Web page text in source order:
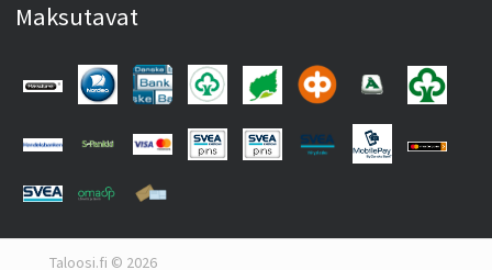
Maksutavat
Taloosi.fi © 2026